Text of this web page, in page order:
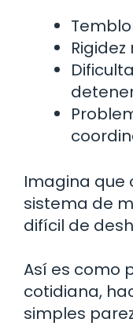
Imagina que
sistema de
difícil de
Así es como
cotidiana,
simples